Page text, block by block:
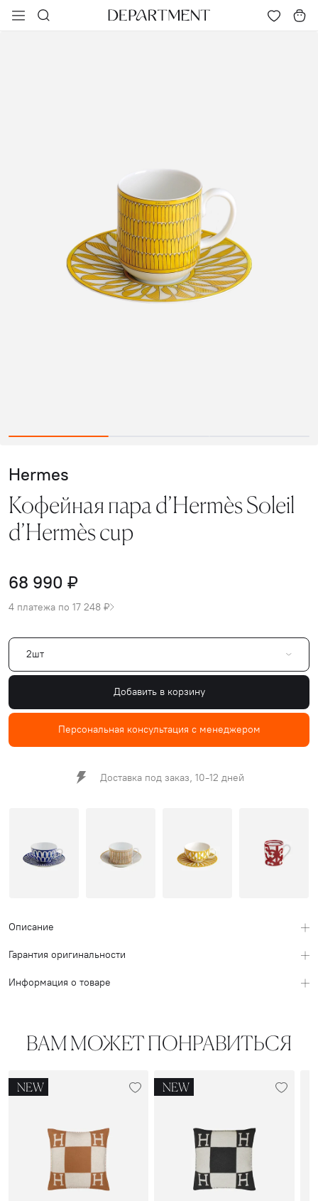
Hermes
Кофейная пара d’Hermès Soleil
d’Hermès cup
68 990 ₽
4 платежа по 17 248 ₽
2шт
Добавить в корзину
Персональная консультация с менеджером
Доставка под заказ, 10-12 дней
Описание
Гарантия оригинальности
Информация о товаре
ВАМ МОЖЕТ ПОНРАВИТЬСЯ
NEW NEW